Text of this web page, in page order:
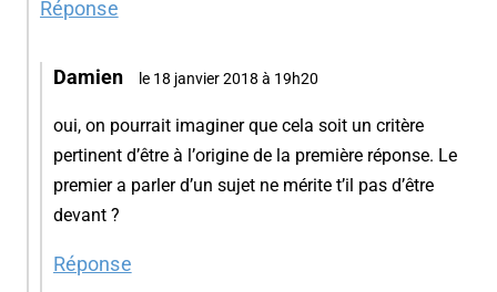
Réponse
Damien le 18 janvier 2018 à 19h20
oui, on pourrait imaginer que cela soit un critère
pertinent d’être à l’origine de la première réponse. Le
premier a parler d’un sujet ne mérite t’il pas d’être
devant ?
Réponse